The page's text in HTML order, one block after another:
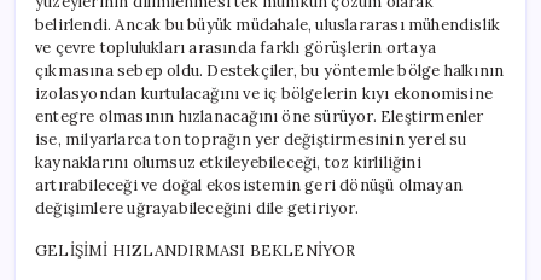
belirlendi. Ancak bu büyük müdahale, uluslararası mühendislik
ve çevre toplulukları arasında farklı görüşlerin ortaya
çıkmasına sebep oldu. Destekçiler, bu yöntemle bölge halkının
izolasyondan kurtulacağını ve iç bölgelerin kıyı ekonomisine
entegre olmasının hızlanacağını öne sürüyor. Eleştirmenler
ise, milyarlarca ton toprağın yer değiştirmesinin yerel su
kaynaklarını olumsuz etkileyebileceği, toz kirliliğini
artırabileceği ve doğal ekosistemin geri dönüşü olmayan
değişimlere uğrayabileceğini dile getiriyor.
GELİŞİMİ HIZLANDIRMASI BEKLENİYOR